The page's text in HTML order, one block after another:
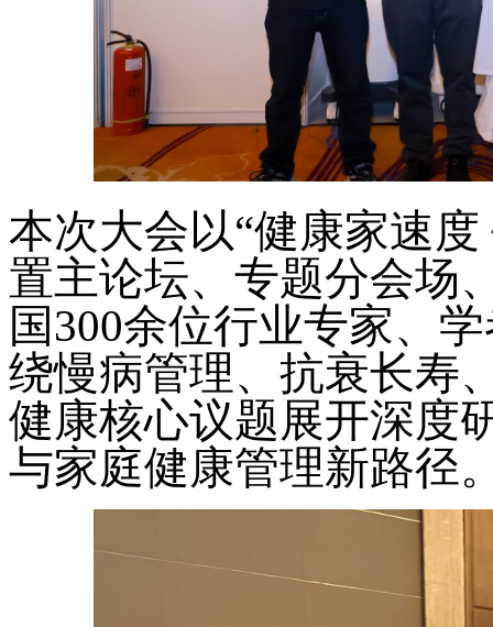
本次大会以“健康家速
置主论坛、专题分会场
国300余位行业专家、
绕慢病管理、抗衰长寿
健康核心议题展开深度
与家庭健康管理新路径